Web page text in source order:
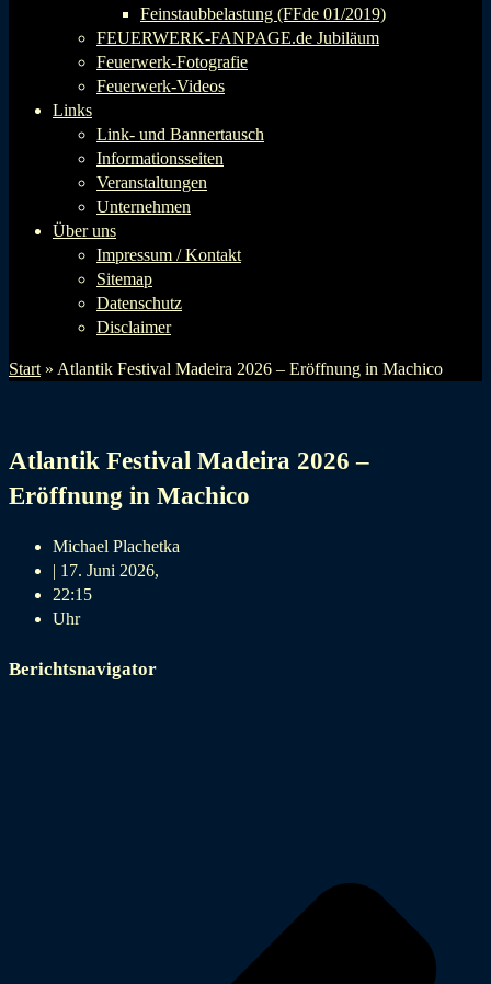
Feinstaubbelastung (FFde 01/2019)
FEUERWERK-FANPAGE.de Jubiläum
Feuerwerk-Fotografie
Feuerwerk-Videos
Links
Link- und Bannertausch
Informationsseiten
Veranstaltungen
Unternehmen
Über uns
Impressum / Kontakt
Sitemap
Datenschutz
Disclaimer
Start » Atlantik Festival Madeira 2026 – Eröffnung in Machico
Atlantik Festival Madeira 2026 –
Eröffnung in Machico
Michael Plachetka
| 17. Juni 2026,
22:15
Uhr
Berichtsnavigator